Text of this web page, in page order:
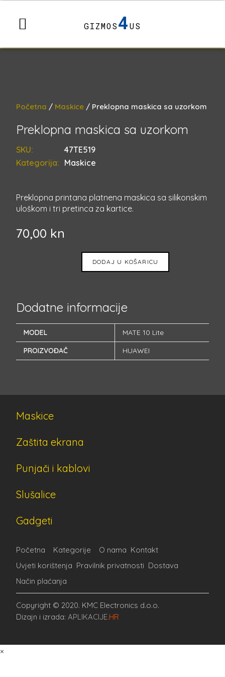
GIZMOS4US
Početna / Maskice / Preklopna maskica sa uzorkom
Preklopna maskica sa uzorkom
SKU:
47TE519
Kategorija: Maskice
Preklopna printana platnena maskica sa silikonskim
uloškom i tri pretinca za kartice.
70,00 kn
DODAJ U KOŠARICU
Dodatne informacije
MODEL
MATE 10 Lite
PROIZVOĐAČ
HUAWEI
Maskice
Zaštita ekrana
Punjači i kablovi
Slušalice
Gadgeti
Početna Kategorije O nama Kontakt
Uvjeti korištenja Pravilnik privatnosti Dostava
Način plaćanja
Copyright © 2020. KMC Electronics d.o.o.
Dizajn i izrada: APLIKACIJE.HR
×